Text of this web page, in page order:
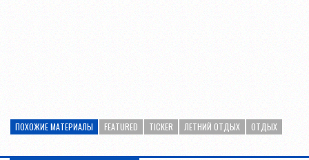
ПОХОЖИЕ МАТЕРИАЛЫ FEATURED TICKER ЛЕТНИЙ ОТДЫХ ОТДЫХ